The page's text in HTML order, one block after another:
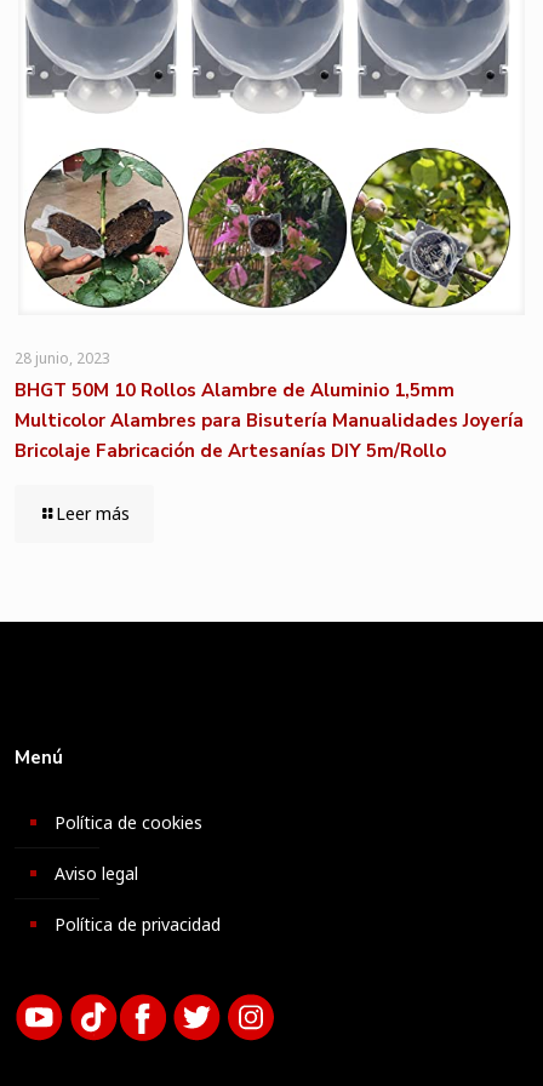
28 junio, 2023
BHGT 50M 10 Rollos Alambre de Aluminio 1,5mm
Multicolor Alambres para Bisutería Manualidades Joyería
Bricolaje Fabricación de Artesanías DIY 5m/Rollo
Leer más
Menú
Política de cookies
Aviso legal
Política de privacidad